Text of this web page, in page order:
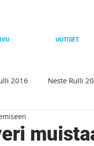
UUTISET
2016 Neste Rulli
Neste Rulli 2019